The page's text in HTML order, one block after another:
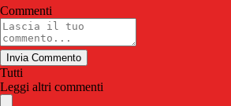
Commenti
Invia Commento
Tutti
Leggi altri commenti